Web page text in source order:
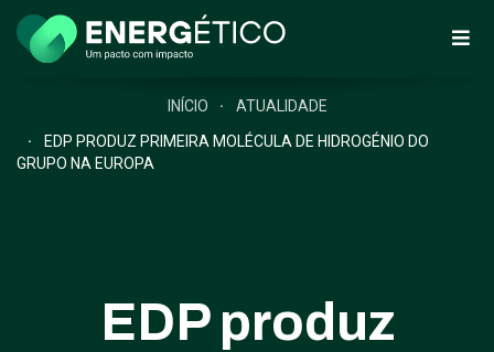
INÍCIO
ATUALIDADE
EDP PRODUZ PRIMEIRA MOLÉCULA DE HIDROGÉNIO DO
GRUPO NA EUROPA
EDP produz